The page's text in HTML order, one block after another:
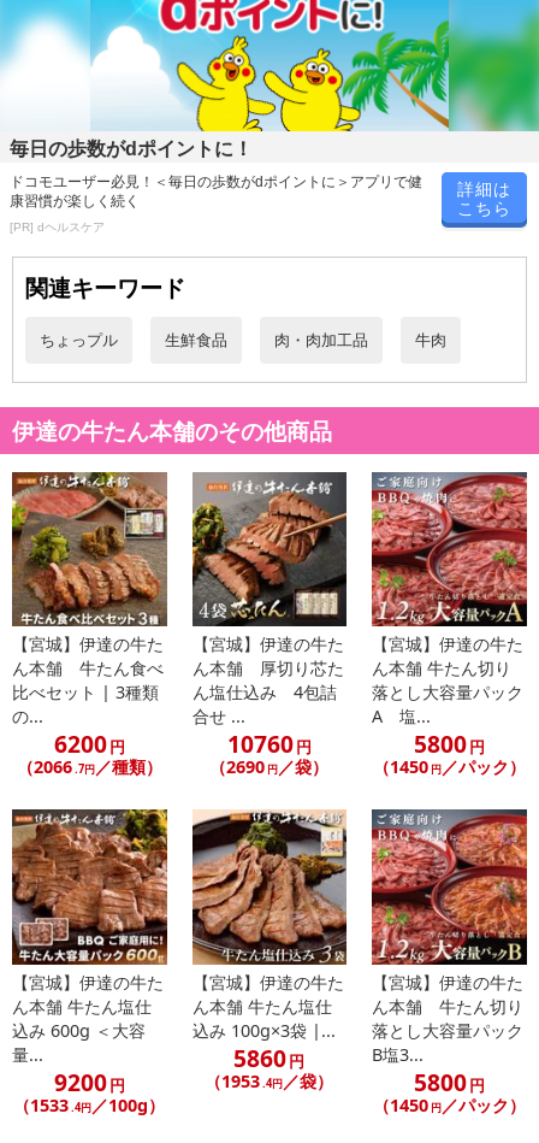
毎日の歩数がdポイントに！
ドコモユーザー必見！＜毎日の歩数がdポイントに＞アプリで健
康習慣が楽しく続く
[PR] dヘルスケア
詳細は
こちら
関連キーワード
ちょっプル 生鮮食品 肉・肉加工品 牛肉
伊達の牛たん本舗のその他商品
【宮城】伊達の牛た
ん本舗 牛たん食べ
比べセット | 3種類
の...
6200円
（2066.7円／種類）
【宮城】伊達の牛た
ん本舗 厚切り芯た
ん塩仕込み 4包詰
合せ ...
10760円
（2690 円／袋）
【宮城】伊達の牛た
ん本舗 牛たん切り
落とし大容量パック
A 塩...
5800円
（1450 円／パック）
【宮城】伊達の牛た
ん本舗 牛たん塩仕
込み 600g ＜大容
量...
9200円
（1533.4円／100g）
【宮城】伊達の牛た
ん本舗 牛たん塩仕
込み 100g×3袋 |...
5860円
（1953.4円／袋）
【宮城】伊達の牛た
ん本舗 牛たん切り
落とし大容量パック
B塩3...
5800円
（1450 円／パック）